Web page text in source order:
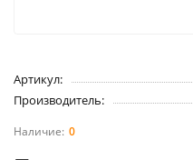
Артикул:
Производитель:
0